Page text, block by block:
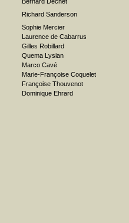
Richard Sanderson
Sophie Mercier
Laurence de Cabarrus
Gilles Robillard
Quema Lysian
Marco Cavé
Marie-Françoise Coquelet
Françoise Thouvenot
Dominique Ehrard